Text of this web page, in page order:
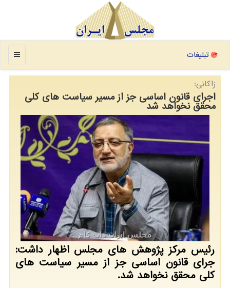
منو تبلیغات
زاكانی:
اجرای قانون اساسی جز از مسیر سیاست های كلی
محقق نخواهد شد
رئیس مركز پژوهش های مجلس اظهار داشت:
جرای قانون اساسی جز از مسیر سیاست های
كلی محقق نخواهد شد.